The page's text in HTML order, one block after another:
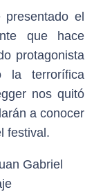
el
que hace
protagonista
la terrorífica
nos quitó
a conocer
festival.
Gabriel